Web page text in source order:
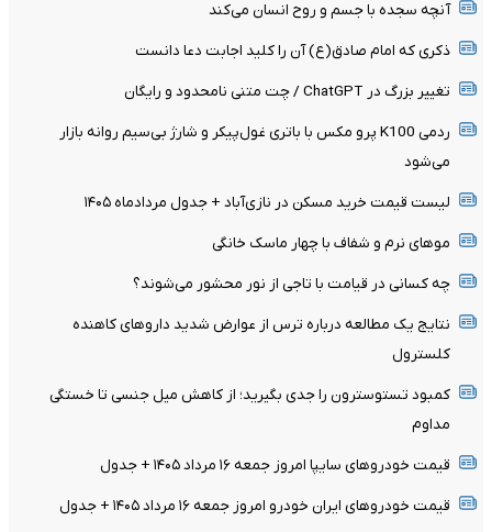
آنچه سجده با جسم و روح انسان می‌کند
ذکری که امام صادق(ع) آن را کلید اجابت دعا دانست
تغییر بزرگ در ChatGPT / چت متنی نامحدود و رایگان
ردمی K100 پرو مکس با باتری غول‌پیکر و شارژ بی‌سیم روانه بازار
می‌شود
لیست قیمت خرید مسکن در نازی‌آباد + جدول مردادماه ۱۴۰۵
موهای نرم و شفاف با چهار ماسک خانگی
چه کسانی در قیامت با تاجی از نور محشور می‌شوند؟
نتایج یک مطالعه درباره ترس از عوارض شدید داروهای کاهنده
کلسترول
کمبود تستوسترون را جدی بگیرید؛ از کاهش میل جنسی تا خستگی
مداوم
قیمت خودرو‌های سایپا امروز جمعه ۱۶ مرداد ۱۴۰۵ + جدول
قیمت خودرو‌های ایران خودرو امروز جمعه ۱۶ مرداد ۱۴۰۵ + جدول